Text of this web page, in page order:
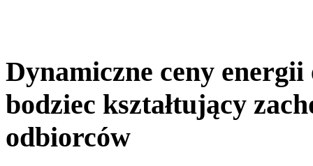
Dynamiczne ceny
bodziec kształtujący
odbiorców